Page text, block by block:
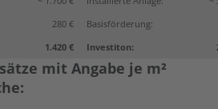
280 €
1.420 €
Basisförderung:
Investiton:
mit Angabe je m²